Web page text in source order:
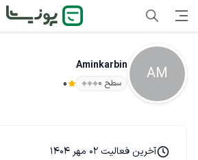
AM
Aminkarbin
سطح ۰ 0
آخرین فعالیت 02 مهر 1404